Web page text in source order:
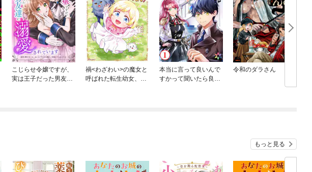
こじらせ令嬢ですが、
実は王子だった男友達
禍<わざわい>の魔女と
呼ばれた転生幼女、今
本当に言って良いんで
すかって聞いたら良い
令和のダラさん
もっと見る